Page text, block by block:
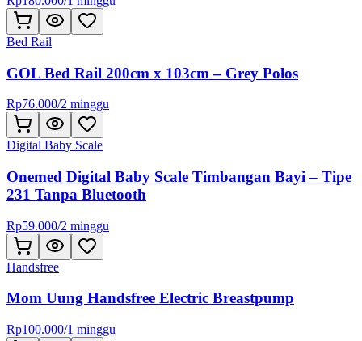
Bed Rail
GOL Bed Rail 200cm x 103cm – Grey Polos
Rp76.000/2 minggu
Digital Baby Scale
Onemed Digital Baby Scale Timbangan Bayi – Tipe
231 Tanpa Bluetooth
Rp59.000/2 minggu
Handsfree
Mom Uung Handsfree Electric Breastpump
Rp100.000/1 minggu